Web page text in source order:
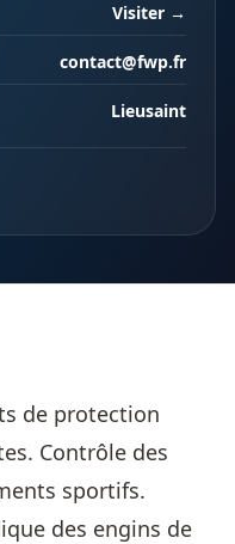
Visiter →
contact@fwp.fr
Lieusaint
de protection
Contrôle des
sportifs.
des engins de